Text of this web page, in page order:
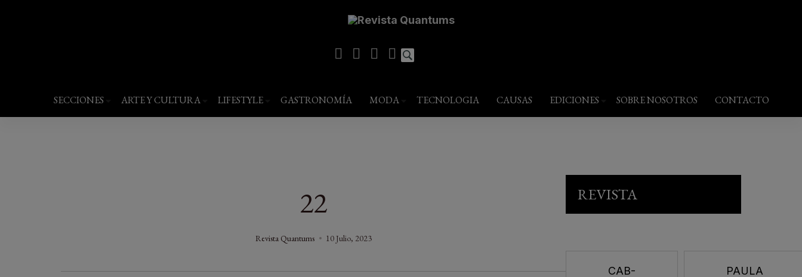
SECCIONES ARTE Y CULTURA LIFESTYLE GASTRONOMÍA MODA TECNOLOGIA CAUSAS EDICIONES SOBRE NOSOTROS CONTACTO
22
Revista Quantums 10 Julio, 2023
REVISTA
CAB-
PAULA